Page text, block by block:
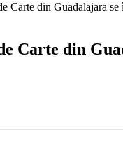
Carte din Guadalajara
Carte din